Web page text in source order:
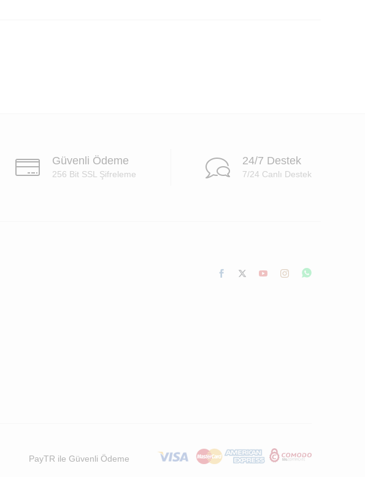
Güvenli Ödeme
256 Bit SSL Şifreleme
24/7 Destek
7/24 Canlı Destek
PayTR ile Güvenli Ödeme